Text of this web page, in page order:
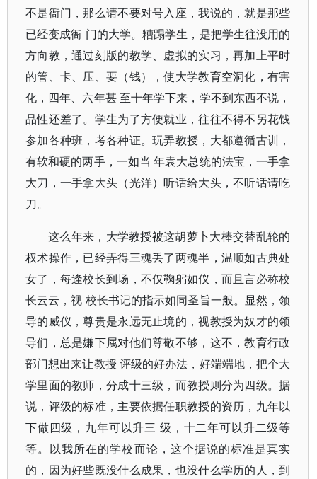
不是衙门，那么请不要对号入座，我说的，就是那些
已经变成衙 门的大学。糟蹋学生，是把学生往没用的
方向教，通过刻版的教学、虚拟的实习，再加上平时
的管、卡、压、要（钱），使大学教育空洞化，有害
化，四年、六年甚 至十年学下来，学不到东西不说，
品性还差了。学生为了方便就业，往往不得不另花钱
参加各种班，考各种证。玩弄教授，大都遵循古训，
有软和硬的两手，一如当 年袁大总统的法宝，一手拿
大刀，一手拿大头（光洋）听话给大头，不听话请吃
刀。
这么年来，大学教授被这胡萝卜大棒交替乱轮的
权术操作，已经弄得三魂丢了两魂半，温顺如古典处
女了，每逢校长到场，不仅鞠躬如仪，而且言必称校
长云云，视 校长书记的指示如同圣旨一般。显然，领
导的威仪，尊贵是永远无止境的，视教授为奴才的领
导们，总是嫌下属对他们尊敬不够，这不，教育行政
部门想出来让教授 评级的好办法，好端端地，把个大
学里面的教师，分成十三级，而教授则分为四级。据
说，评级的标准，主要依据任职教授的资历，九年以
下做四级，九年可以升三 级，十二年可以升二级等
等。以我所在的学校而论，这个据说的标准是真实
的，因为好些既没什么成果，也没什么学历的人，到